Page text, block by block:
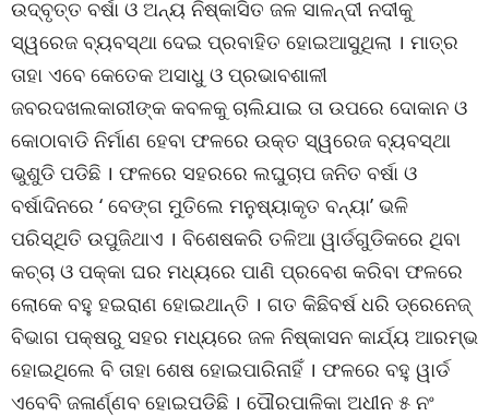
ଉଦ୍‌ବୃତ୍ତ ବର୍ଷା ଓ ଅନ୍ୟ ନିଷ୍କାସିତ ଜଳ ସାଳନ୍ଦୀ ନଦୀକୁ
ସ୍ୱରେଜ ବ୍ୟବସ୍ଥା ଦେଇ ପ୍ରବାହିତ ହୋଇଆସୁଥିଲା । ମାତ୍ର
ତାହା ଏବେ କେତେକ ଅସାଧୁ ଓ ପ୍ରଭାବଶାଳୀ
ଜବରଦଖଲକାରୀଙ୍କ କବଳକୁ ଚାଲିଯାଇ ତା ଉପରେ ଦୋକାନ ଓ
କୋଠାବାଡି ନିର୍ମାଣ ହେବା ଫଳରେ ଉକ୍ତ ସ୍ୱରେଜ ବ୍ୟବସ୍ଥା
ଭୁଶୁଡି ପଡିଛି । ଫଳରେ ସହରରେ ଲଘୁଚାପ ଜନିତ ବର୍ଷା ଓ
ବର୍ଷାଦିନରେ ‘ ବେଙ୍ଗ ମୁତିଲେ ମନୁଷ୍ୟାକୃତ ବନ୍ୟା’ ଭଳି
ପରିସ୍ଥିତି ଉପୁଜିଥାଏ । ବିଶେଷକରି ତଳିଆ ୱାର୍ଡଗୁଡିକରେ ଥିବା
କଚ୍ଚା ଓ ପକ୍କା ଘର ମଧ୍ୟରେ ପାଣି ପ୍ରବେଶ କରିବା ଫଳରେ
ଲୋକେ ବହୁ ହଇରାଣ ହୋଇଥାନ୍ତି । ଗତ କିଛିବର୍ଷ ଧରି ଡ୍ରେନେଜ୍
ବିଭାଗ ପକ୍ଷରୁ ସହର ମଧ୍ୟରେ ଜଳ ନିଷ୍କାସନ କାର୍ଯ୍ୟ ଆରମ୍ଭ
ହୋଇଥିଲେ ବି ତାହା ଶେଷ ହୋଇପାରିନାହିଁ । ଫଳରେ ବହୁ ୱାର୍ଡ
ଏବେବି ଜଳାର୍ଣ୍ଣବ ହୋଇପଡିଛି । ପୌରପାଳିକା ଅଧୀନ ୫ ନଂ